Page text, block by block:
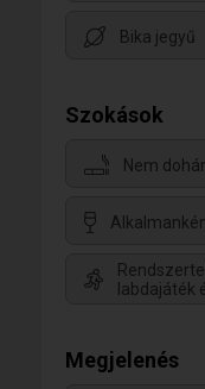
Bika jegyű
Szokások
Nem
labdajáték
Megjelenés